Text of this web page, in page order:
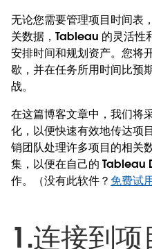
无论您需要管理项目时间表
关数据，Tableau 的灵活性
安排时间和规划资产。您将
歇，并在任务所用时间比预
战。
在这篇博客文章中，我们将
化，以便快速有效地传达项
销团队处理许多项目的相关
集，以便在自己的 Tableau
作。（没有此软件？ 免费试
1.连接到